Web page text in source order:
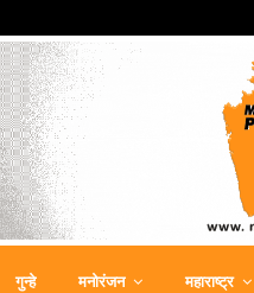
गुन्हे मनोरंजन महाराष्ट्र